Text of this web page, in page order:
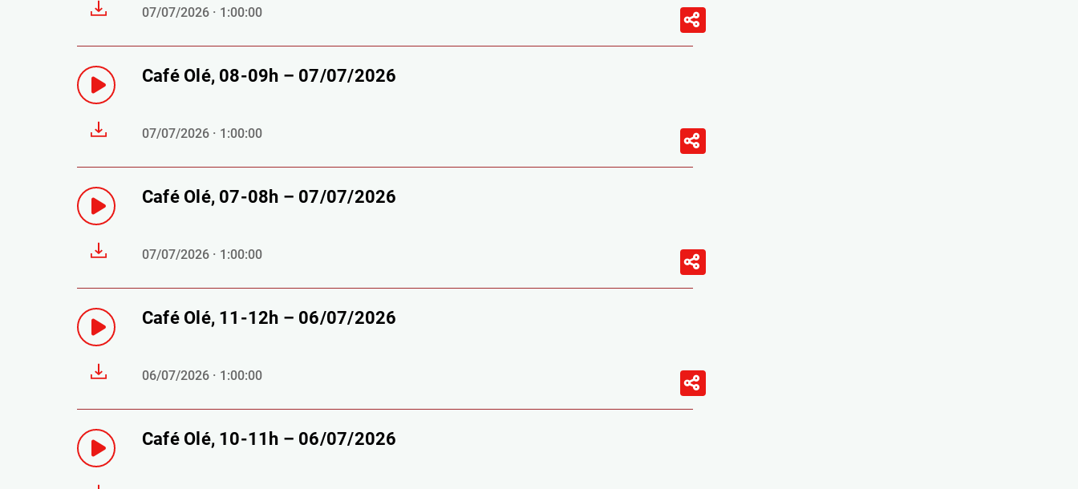
07/07/2026 · 1:00:00
Café Olé, 08-09h – 07/07/2026
07/07/2026 · 1:00:00
Café Olé, 07-08h – 07/07/2026
07/07/2026 · 1:00:00
Café Olé, 11-12h – 06/07/2026
06/07/2026 · 1:00:00
Café Olé, 10-11h – 06/07/2026